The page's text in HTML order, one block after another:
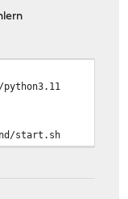
start.sh